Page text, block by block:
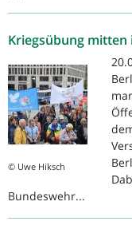
Kriegsübung mitten
© Uwe Hiksch
Bundeswehr...